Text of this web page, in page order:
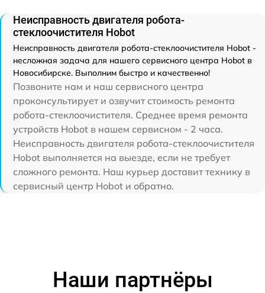
Неисправность двигателя робота-
стеклоочистителя Hobot
Неисправность двигателя робота-стеклоочистителя Hobot -
несложная задача для нашего сервисного центра Hobot в
Новосибирске. Выполним быстро и качественно!
Позвоните нам и наш сервисного центра
проконсультирует и озвучит стоимость ремонта
робота-стеклоочистителя. Среднее время ремонта
устройств Hobot в нашем сервисном - 2 часа.
Неисправность двигателя робота-стеклоочистителя
Hobot выполняется на выезде, если не требует
сложного ремонта. Наш курьер доставит технику в
сервисный центр Hobot и обратно.
Наши партнёры